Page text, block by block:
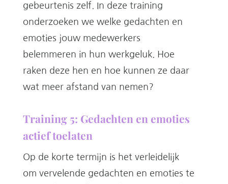
gebeurtenis zelf. In deze training
onderzoeken we welke gedachten en
emoties jouw medewerkers
belemmeren in hun werkgeluk. Hoe
raken deze hen en hoe kunnen ze daar
wat meer afstand van nemen?
Training 5: Gedachten en emoties
actief toelaten
Op de korte termijn is het verleidelijk
om vervelende gedachten en emoties te